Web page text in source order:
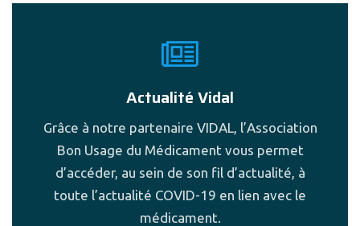
Actualité Vidal
Grâce à notre partenaire VIDAL, l’Association
Bon Usage du Médicament vous permet
d’accéder, au sein de son fil d’actualité, à
toute l’actualité COVID-19 en lien avec le
médicament.